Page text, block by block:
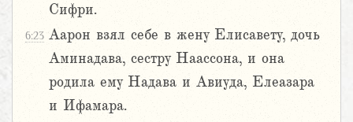
Сифри.
6:23 Аарон взял себе в жену Елисавету, дочь
Аминадава, сестру Наассона, и она
родила ему Надава и Авиуда, Елеазара
и Ифамара.